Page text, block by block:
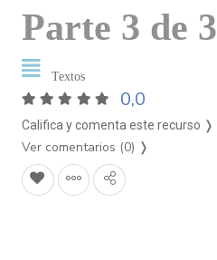
Parte 3 de 3
Textos
0,0
Califica y comenta este recurso ❭
Ver comentarios (0) ❭